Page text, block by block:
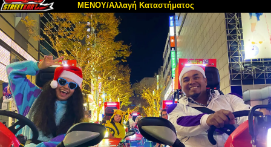
ΜΕΝΟΥ/Αλλαγή Καταστήματος
Σχετικά Προδιαγραφές Τιμές
Πρόσβαση Αναφορές Συχνές Ερωτήσεις
Εταιρεία Κράτηση
Αλλαγή Καταστήματος
Τόκιο Σινάγαουα #1 Τόκιο Ακίχαμπαρα #1